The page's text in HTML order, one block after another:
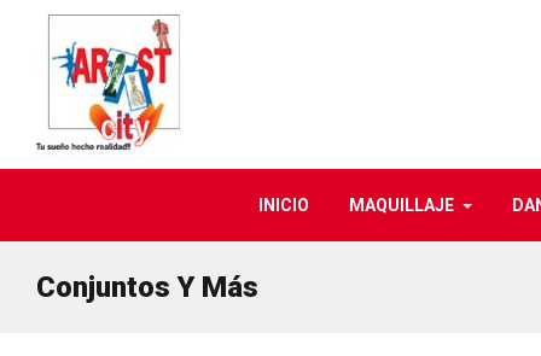
INICIO MAQUILLAJE
Conjuntos Y Más